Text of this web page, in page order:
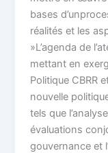
bases
réalités et les
»L’agenda de
mettant en
Politique CBRR
nouvelle
tels que
évaluations
gouvernance et